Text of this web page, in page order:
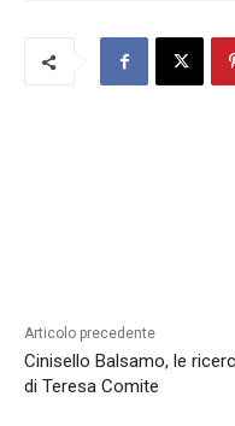
Articolo precedente
Cinisello Balsamo, le
di Teresa Comite